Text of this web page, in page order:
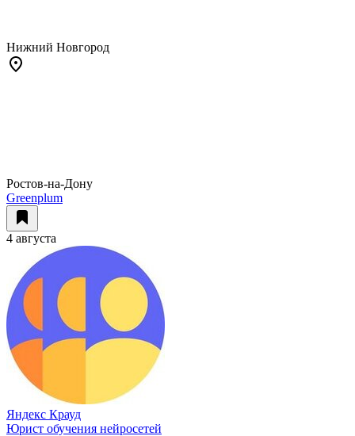
Нижний Новгород
Ростов-на-Дону
Greenplum
4 августа
Яндекс Крауд
Юрист обучения нейросетей